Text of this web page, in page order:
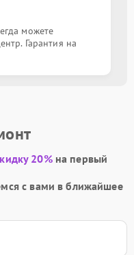
можете
Гарантия на
20%на первый
с вами в ближайшее